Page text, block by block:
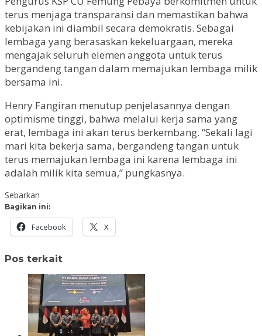
terus menjaga transparansi dan memastikan bahwa
kebijakan ini diambil secara demokratis. Sebagai
lembaga yang berasaskan kekeluargaan, mereka
mengajak seluruh elemen anggota untuk terus
bergandeng tangan dalam memajukan lembaga milik
bersama ini.
Henry Fangiran menutup penjelasannya dengan
optimisme tinggi, bahwa melalui kerja sama yang
erat, lembaga ini akan terus berkembang. “Sekali lagi
mari kita bekerja sama, bergandeng tangan untuk
terus memajukan lembaga ini karena lembaga ini
adalah milik kita semua,” pungkasnya.
Sebarkan
Bagikan ini:
Facebook X
Pos terkait